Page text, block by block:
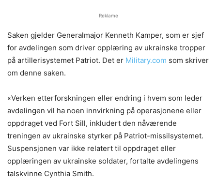
Reklame
Saken gjelder Generalmajor Kenneth Kamper, som er sjef
for avdelingen som driver opplæring av ukrainske tropper
på artillerisystemet Patriot. Det er Military.com som skriver
om denne saken.
«Verken etterforskningen eller endring i hvem som leder
avdelingen vil ha noen innvirkning på operasjonene eller
oppdraget ved Fort Sill, inkludert den nåværende
treningen av ukrainske styrker på Patriot-missilsystemet.
Suspensjonen var ikke relatert til oppdraget eller
opplæringen av ukrainske soldater, fortalte avdelingens
talskvinne Cynthia Smith.